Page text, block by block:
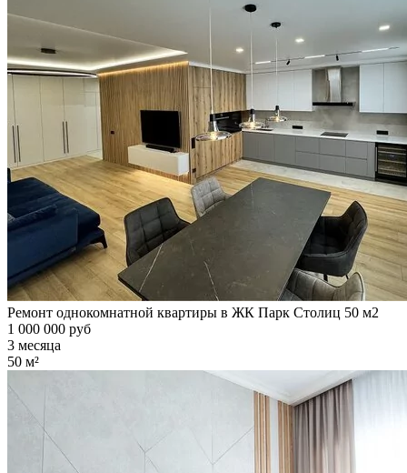
Ремонт однокомнатной квартиры в ЖК Парк Столиц 50 м2
1 000 000 руб
3 месяца
50 м²